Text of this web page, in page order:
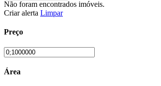
Não foram encontrados imóveis.
Criar alerta Limpar
Preço
Área